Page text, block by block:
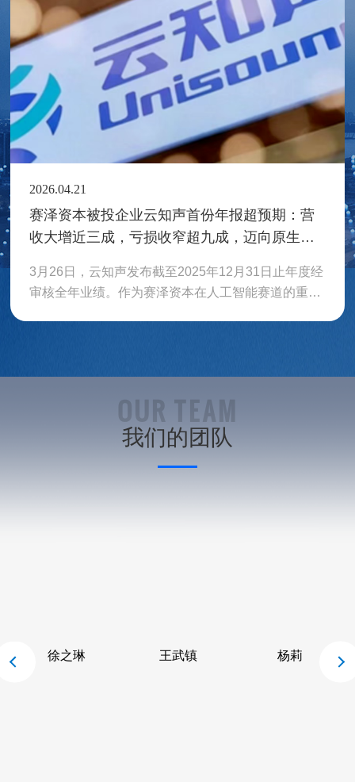
2026.04.21
赛泽资本被投企业云知声首份年报超预期：营
收大增近三成，亏损收窄超九成，迈向原生智
3月26日，云知声发布截至2025年12月31日止年度经
审核全年业绩。作为赛泽资本在人工智能赛道的重点
OUR TEAM
我们的团队
徐之琳 王武镇 杨莉